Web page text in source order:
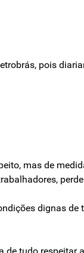
pois
mas de
dignas de